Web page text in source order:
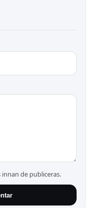
de publiceras.